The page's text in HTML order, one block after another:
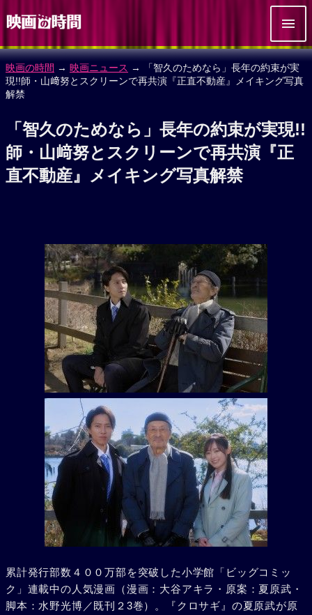
映画の時間 → 映画ニュース → 「智久のためなら」長年の約束が実
現!!師・山﨑努とスクリーンで再共演『正直不動産』メイキング写真
解禁
「智久のためなら」長年の約束が実現!!
師・山﨑努とスクリーンで再共演『正
直不動産』メイキング写真解禁
累計発行部数４００万部を突破した小学館「ビッグコミッ
ク」連載中の人気漫画（漫画：大谷アキラ・原案：夏原武・
脚本：水野光博／既刊２3巻）。『クロサギ』の夏原武が原